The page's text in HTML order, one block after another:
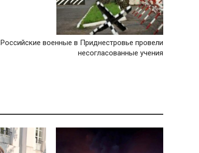
Российские военные в Приднестровье провели
несогласованные учения